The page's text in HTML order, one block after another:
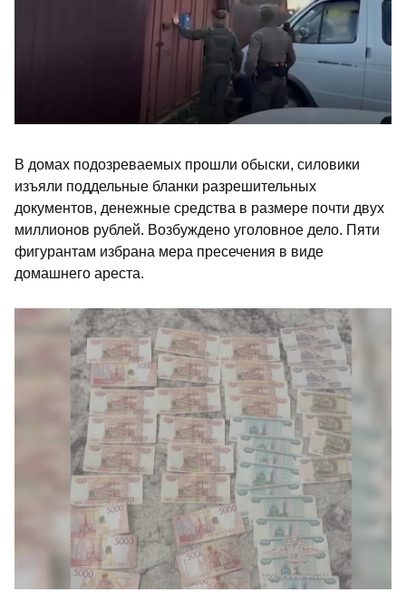
В домах подозреваемых прошли обыски, силовики
изъяли поддельные бланки разрешительных
документов, денежные средства в размере почти двух
миллионов рублей. Возбуждено уголовное дело. Пяти
фигурантам избрана мера пресечения в виде
домашнего ареста.